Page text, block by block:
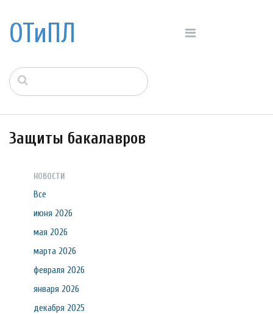
ОТиПЛ
Защиты бакалавров
НОВОСТИ
Все
июня 2026
мая 2026
марта 2026
февраля 2026
января 2026
декабря 2025